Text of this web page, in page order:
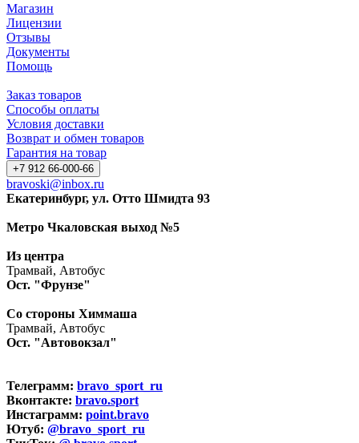
Магазин
Лицензии
Отзывы
Документы
Помощь
Заказ товаров
Способы оплаты
Условия доставки
Возврат и обмен товаров
Гарантия на товар
+7 912 66-000-66
bravoski@inbox.ru
Екатеринбург, ул. Отто Шмидта 93
Метро Чкаловская выход №5
Из центра
Трамвай, Автобус
Ост. "Фрунзе"
Со стороны Химмаша
Трамвай, Автобус
Ост. "Автовокзал"
Телеграмм: bravo_sport_ru
Вконтакте: bravo.sport
Инстаграмм: point.bravo
Ютуб: @bravo_sport_ru